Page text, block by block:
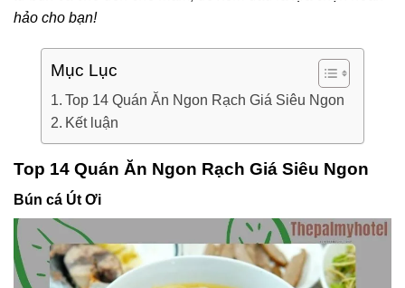
hảo cho bạn!
Mục Lục
Top 14 Quán Ăn Ngon Rạch Giá Siêu Ngon
Kết luận
Top 14 Quán Ăn Ngon Rạch Giá Siêu Ngon
Bún cá Út Ơi